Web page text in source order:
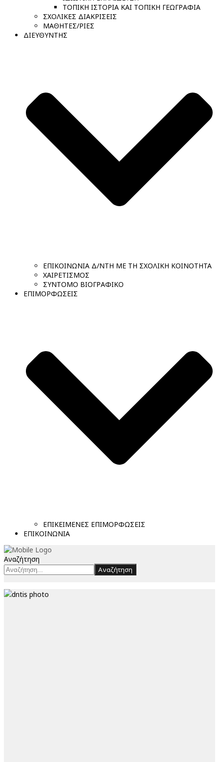
ΤΟΠΙΚΗ ΙΣΤΟΡΙΑ ΚΑΙ ΤΟΠΙΚΗ ΓΕΩΓΡΑΦΙΑ
ΣΧΟΛΙΚΕΣ ΔΙΑΚΡΙΣΕΙΣ
ΜΑΘΗΤΕΣ/ΡΙΕΣ
ΔΙΕΥΘΥΝΤΗΣ
ΕΠΙΚΟΙΝΩΝΙΑ Δ/ΝΤΗ ΜΕ ΤΗ ΣΧΟΛΙΚΗ ΚΟΙΝΟΤΗΤΑ
ΧΑΙΡΕΤΙΣΜΟΣ
ΣΥΝΤΟΜΟ ΒΙΟΓΡΑΦΙΚΟ
ΕΠΙΜΟΡΦΩΣΕΙΣ
ΕΠΙΚΕΙΜΕΝΕΣ ΕΠΙΜΟΡΦΩΣΕΙΣ
ΕΠΙΚΟΙΝΩΝΙΑ
Αναζήτηση
Αναζήτηση